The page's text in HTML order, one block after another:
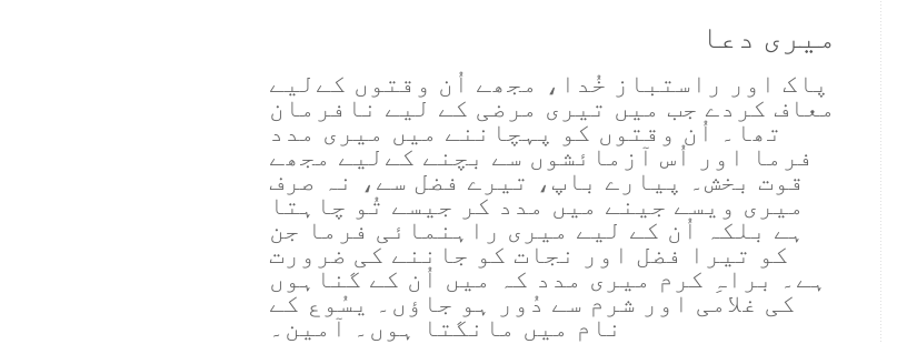
میری دعا
پاک اور راستباز خُدا، مجھے اُن وقتوں کےلیے
معاف کردے جب میں تیری مرضی کے لیے نافرمان
تھا۔ اُن وقتوں کو پہچاننے میں میری مدد
فرما اور اُس آزمائشوں سے بچنے کےلیے مجھے
قوت بخش۔ پیارے باپ، تیرے فضل سے، نہ صرف
میری ویسے جینے میں مدد کر جیسے تُو چاہتا
ہے بلکہ اُن کے لیے میری راہنمائی فرما جن
کو تیرا فضل اور نجات کو جاننے کی ضرورت
ہے۔ براہِ کرم میری مدد کہ میں اُن کے گناہوں
کی غلامی اور شرم سے دُور ہو جاؤں۔ یسُوع کے
نام میں مانگتا ہوں۔ آمین۔